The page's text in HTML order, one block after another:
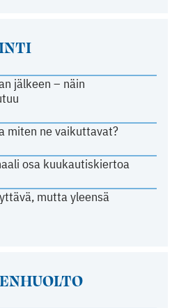
jälkeen – näin
miten ne vaikuttavat?
osa kuukautiskiertoa
mutta yleensä